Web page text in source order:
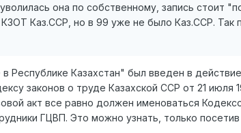
она по собственному, запись стоит
КЗОТ Каз.ССР, но в 99 уже не было Каз.ССР.
Республике Казахстан" был введен в
законов о труде Казахской ССР от 21
акт все равно должен именоваться
ГЦВП. Это можно узнать, только посетив